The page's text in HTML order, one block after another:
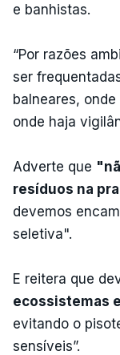
e banhistas.
“Por razões
ser
balneares,
onde haja
Adverte que
resíduos na
devemos
seletiva".
E reitera que
ecossistemas
evitando o
sensíveis”.